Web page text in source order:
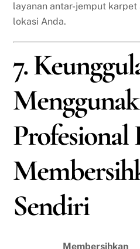
layanan antar-jemput
lokasi Anda.
7.
Sendiri
Membersihkan